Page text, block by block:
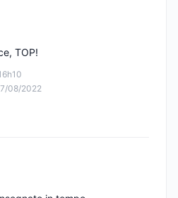
08/2022
TOP!